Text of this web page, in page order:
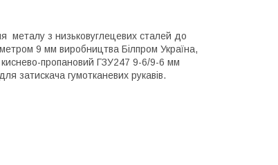
металу з низьковуглецевих сталей до
9 мм виробництва Білпром Україна,
пропановий ГЗУ247 9-6/9-6 мм
для затискача гумотканевих рукавів.